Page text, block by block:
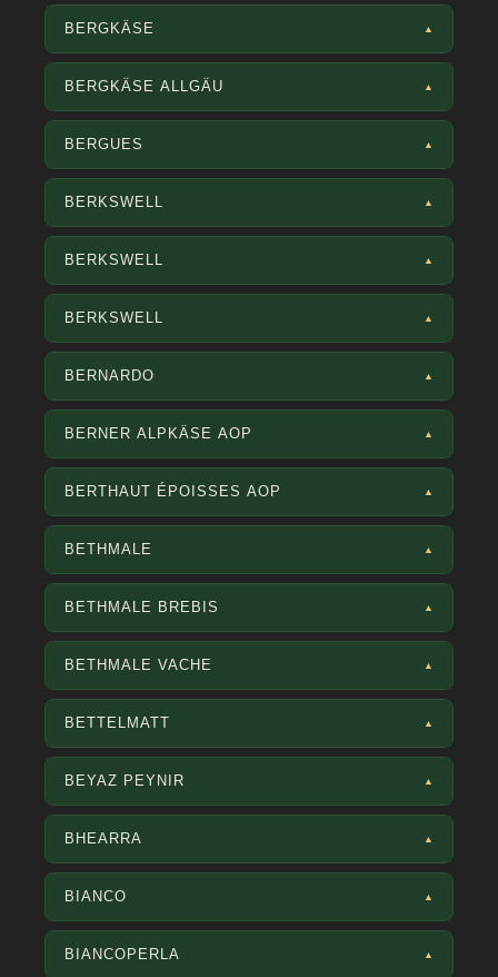
BERGKÄSE ▲
BERGKÄSE ALLGÄU ▲
BERGUES ▲
BERKSWELL ▲
BERKSWELL ▲
BERKSWELL ▲
BERNARDO ▲
BERNER ALPKÄSE AOP ▲
BERTHAUT ÉPOISSES AOP ▲
BETHMALE ▲
BETHMALE BREBIS ▲
BETHMALE VACHE ▲
BETTELMATT ▲
BEYAZ PEYNIR ▲
BHEARRA ▲
BIANCO ▲
BIANCOPERLA ▲